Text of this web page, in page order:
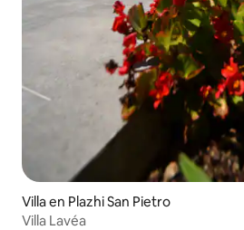
Villa en Plazhi San Pietro
Villa Lavéa